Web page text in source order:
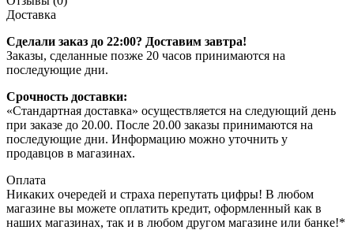
Доставка
Сделали заказ до 22:00? Доставим завтра!
Заказы, сделанные позже 20 часов принимаются на
последующие дни.
Срочность доставки:
«Стандартная доставка» осуществляется на следующий день
при заказе до 20.00. После 20.00 заказы принимаются на
последующие дни. Информацию можно уточнить у
продавцов в магазинах.
Оплата
Никаких очередей и страха перепутать цифры! В любом
магазине вы можете оплатить кредит, оформленный как в
наших магазинах, так и в любом другом магазине или банке!*